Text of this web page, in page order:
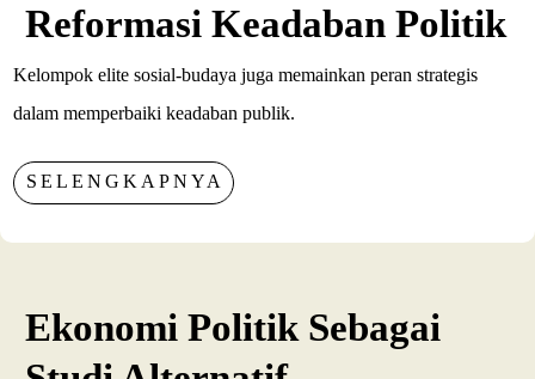
Reformasi Keadaban Politik
Kelompok elite sosial-budaya juga memainkan peran strategis
dalam memperbaiki keadaban publik.
SELENGKAPNYA
Ekonomi Politik Sebagai